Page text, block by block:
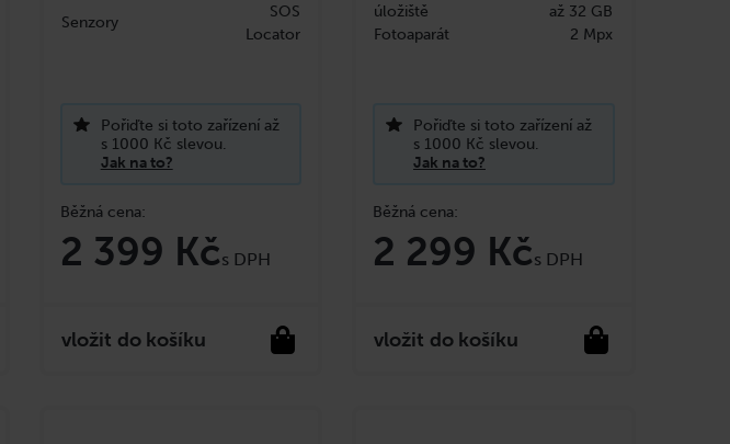
2 399 Kč
do košíku
Senzory
SOS
Locator
Pořiďte si toto zařízení až
s 1000 Kč slevou.
Jak na to?
2 299 Kč
do košíku
úložiště
až 32 GB
Fotoaparát
2 Mpx
Pořiďte si toto zařízení až
s 1000 Kč slevou.
Jak na to?